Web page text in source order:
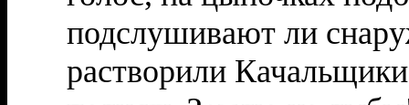
подслушивают ли
растворили